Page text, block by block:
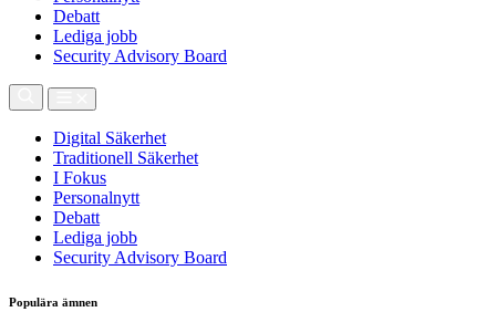
Debatt
Lediga jobb
Security Advisory Board
Digital Säkerhet
Traditionell Säkerhet
I Fokus
Personalnytt
Debatt
Lediga jobb
Security Advisory Board
Populära ämnen